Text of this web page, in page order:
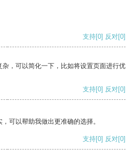
支持[0] 反对[0]
，可以简化一下，比如将设置页面进行优
支持[0] 反对[0]
可以帮助我做出更准确的选择。
支持[0] 反对[0]